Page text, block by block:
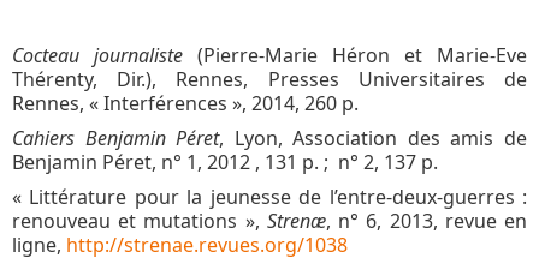
Cocteau journaliste (Pierre-Marie Héron et Marie-Eve
Thérenty, Dir.), Rennes, Presses Universitaires de
Rennes, « Interférences », 2014, 260 p.
Cahiers Benjamin Péret, Lyon, Association des amis de
Benjamin Péret, n° 1, 2012 , 131 p. ; n° 2, 137 p.
« Littérature pour la jeunesse de l’entre-deux-guerres :
renouveau et mutations », Strenæ, n° 6, 2013, revue en
ligne, http://strenae.revues.org/1038